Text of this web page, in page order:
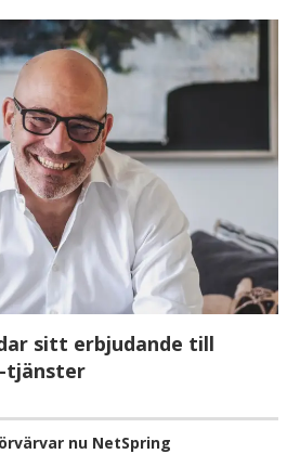
sitt erbjudande till
tjänster
nu NetSpring